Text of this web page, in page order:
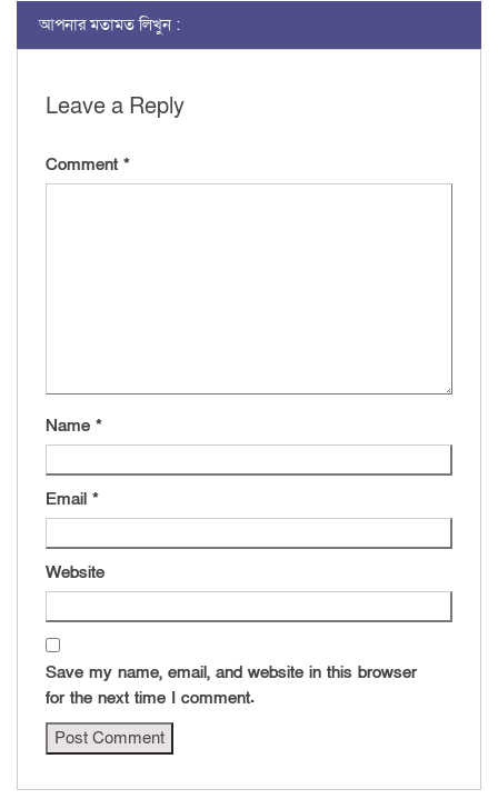
আপনার মতামত লিখুন :
Leave a Reply
Comment *
Name *
Email *
Website
Save my name, email, and website in this browser
for the next time I comment.